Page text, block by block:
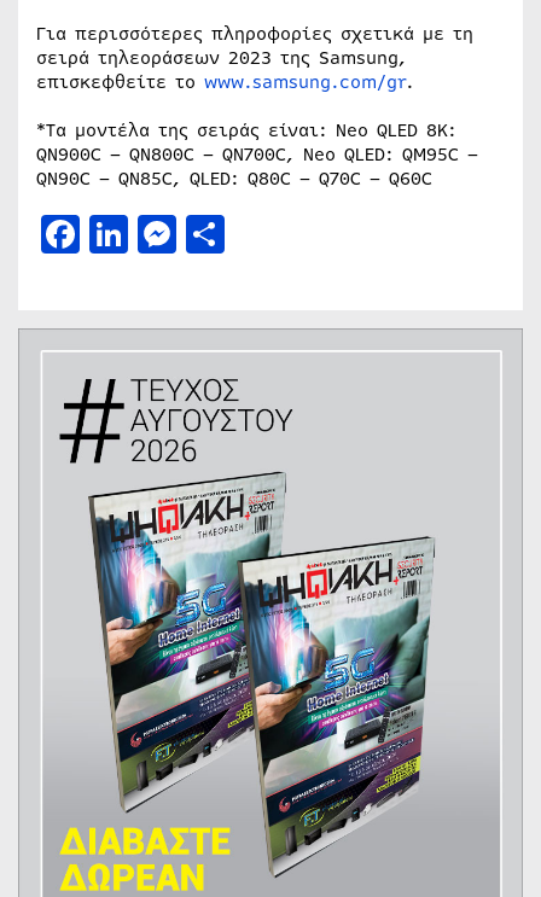
Για περισσότερες πληροφορίες σχετικά με τη
σειρά τηλεοράσεων 2023 της Samsung,
επισκεφθείτε το www.samsung.com/gr.
*Τα μοντέλα της σειράς είναι: Neo QLED 8K:
QN900C – QN800C – QN700C, Neo QLED: QM95C –
QN90C – QN85C, QLED: Q80C – Q70C – Q60C
Facebook
LinkedIn
Messenger